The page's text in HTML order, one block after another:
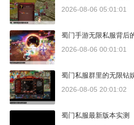
2026-08-06 05:01:01
蜀门手游无限私服背后
2026-08-06 00:01:01
蜀门私服群里的无限钻
2026-08-05 20:01:02
蜀门私服最新版本实测